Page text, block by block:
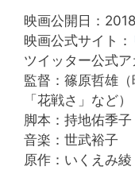
映画公開日：
映画公式サイト：
ツイッター公式ア
監督：篠原哲雄（
「花戦さ」など）
脚本：持地佑季子
音楽：世武裕子
原作：いくえみ綾